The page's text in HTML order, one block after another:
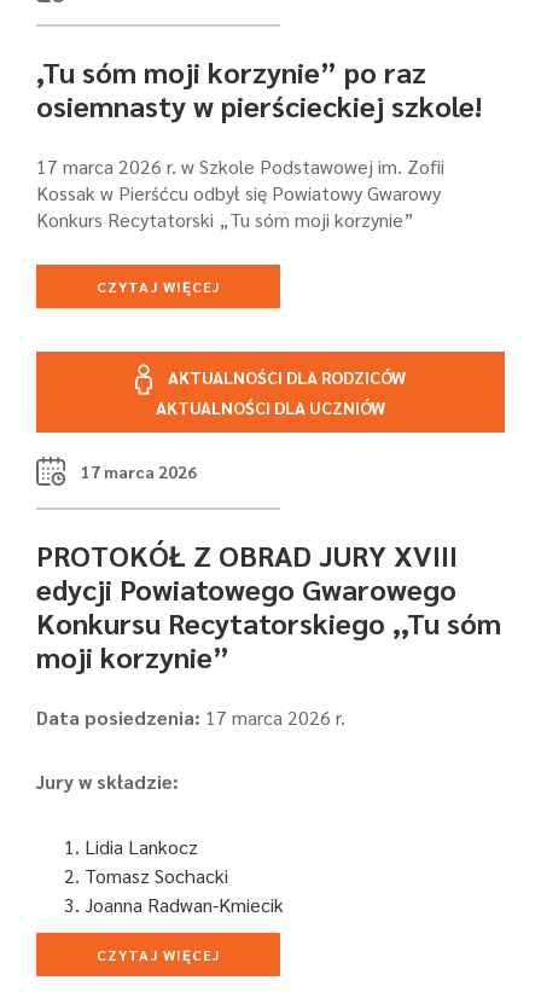
,Tu sóm moji korzynie” po raz
osiemnasty w pierścieckiej szkole!
17 marca 2026 r. w Szkole Podstawowej im. Zofii
Kossak w Pierśćcu odbył się Powiatowy Gwarowy
Konkurs Recytatorski „Tu sóm moji korzynie”
CZYTAJ WIĘCEJ
AKTUALNOŚCI DLA RODZICÓW
AKTUALNOŚCI DLA UCZNIÓW
17 marca 2026
PROTOKÓŁ Z OBRAD JURY XVIII
edycji Powiatowego Gwarowego
Konkursu Recytatorskiego ,,Tu sóm
moji korzynie”
Data posiedzenia: 17 marca 2026 r.
Jury w składzie:
Lidia Lankocz
Tomasz Sochacki
Joanna Radwan-Kmiecik
CZYTAJ WIĘCEJ